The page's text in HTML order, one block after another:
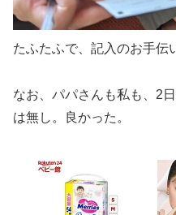
たふたふで、記入のお手伝
なお、パパさんも私も、2
は無し。良かった。